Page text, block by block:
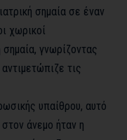
σημαία σε έναν
χωρικοί
γνωρίζοντας
τις
υπαίθρου, αυτό
άνεμο ήταν η